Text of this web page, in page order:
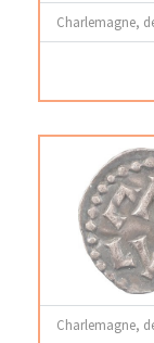
Charlemagne,
Charlemagne,